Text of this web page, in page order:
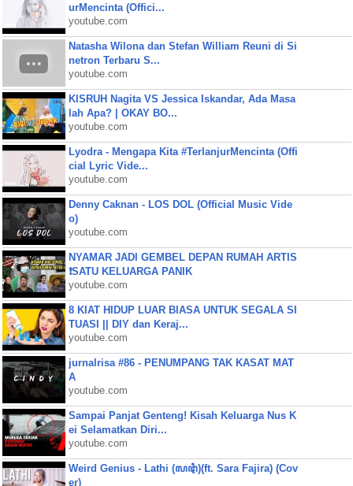
urMencinta (Offici...
youtube.com
Natasha Wilona dan Stefan William Reuni di Si
netron Terbaru S...
youtube.com
KISRUH Nagita VS Jessica Iskandar, Ada Masa
lah Apa? | OKAY BO...
youtube.com
Lyodra - Mengapa Kita #TerlanjurMencinta (Offi
cial Lyric Vide...
youtube.com
Denny Caknan - LOS DOL (Official Music Vide
o)
youtube.com
NYAMAR JADI GEMBEL DEPAN RUMAH ARTIS
❗SATU KELUARGA PANIK
youtube.com
8 KIAT HIDUP LUAR BIASA UNTUK SEGALA SI
TUASI || DIY dan Keraj...
youtube.com
jurnalrisa #86 - PENUMPANG TAK KASAT MAT
A
youtube.com
Sampai Panjat Genteng! Kisah Keluarga Nus K
ei Selamatkan Diri...
youtube.com
Weird Genius - Lathi (ꦭꦛꦶ)(ft. Sara Fajira) (Cov
er)